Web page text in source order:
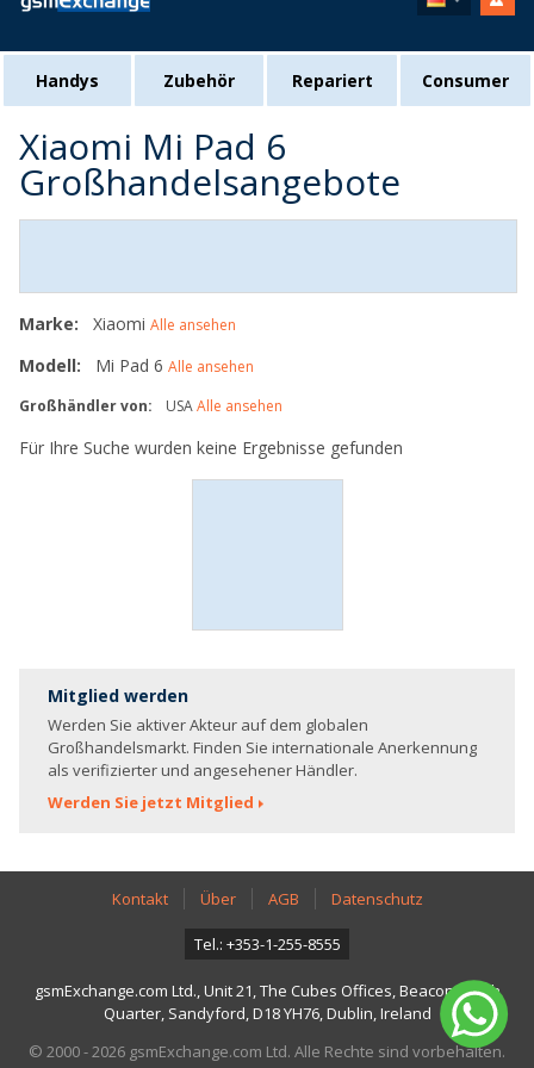
Handys Zubehör Repariert Consumer
Xiaomi Mi Pad 6
Großhandelsangebote
Marke: Xiaomi Alle ansehen
Modell: Mi Pad 6 Alle ansehen
Großhändler von:
USAAlle ansehen
Für Ihre Suche wurden keine Ergebnisse gefunden
Mitglied werden
Werden Sie aktiver Akteur auf dem globalen
Großhandelsmarkt. Finden Sie internationale Anerkennung
als verifizierter und angesehener Händler.
Werden Sie jetzt Mitglied
Kontakt Über AGB Datenschutz
Tel.: +353-1-255-8555
gsmExchange.com Ltd., Unit 21, The Cubes Offices, Beacon South
Quarter, Sandyford, D18 YH76, Dublin, Ireland
© 2000 - 2026 gsmExchange.com Ltd. Alle Rechte sind vorbehalten.